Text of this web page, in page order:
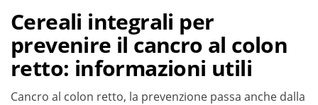
Cereali integrali per
prevenire il cancro al colon
retto: informazioni utili
Cancro al colon retto, la prevenzione passa anche dalla